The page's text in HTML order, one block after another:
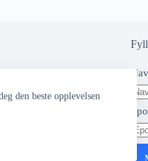
den beste opplevelsen